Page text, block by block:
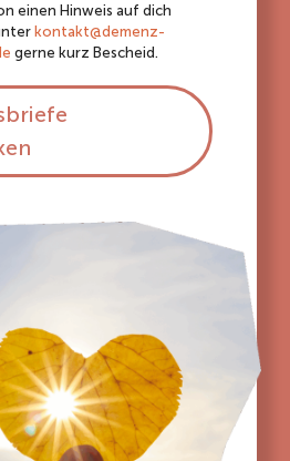
einen Hinweis auf dich
kontakt@demenz-
gerne kurz Bescheid.